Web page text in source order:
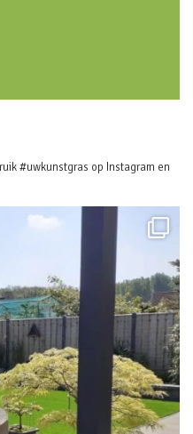
#uwkunstgras op Instagram en